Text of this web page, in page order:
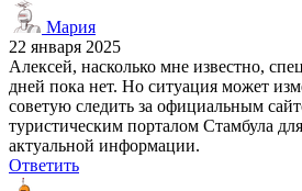
Мария
22 января 2025
Алексей, насколько мне известно,
дней пока нет. Но ситуация может
советую следить за официальным
туристическим порталом Стамбула
актуальной информации.
Ответить